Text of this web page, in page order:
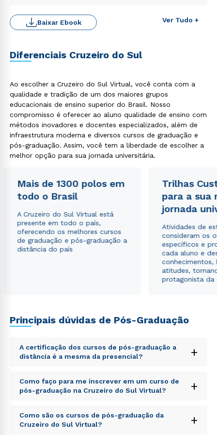
Ver Tudo +
Baixar Ebook
Diferenciais Cruzeiro do Sul
Ao escolher a Cruzeiro do Sul Virtual, você conta com a
qualidade e tradição de um dos maiores grupos
educacionais de ensino superior do Brasil. Nosso
compromisso é oferecer ao aluno qualidade de ensino com
métodos inovadores e docentes especializados, além de
infraestrutura moderna e diversos cursos de graduação e
pós-graduação. Assim, você tem a liberdade de escolher a
melhor opção para sua jornada universitária.
Mais de 1300 polos em
todo o Brasil
A Cruzeiro do Sul Virtual está
presente em todo o país,
oferecendo os melhores cursos
de graduação e pós-graduação a
distância do país
Trilhas
para a sua
jornada
Atividades de
consideram os
específicos e
cada aluno e
conhecimentos,
atitudes,
protagonista da
Principais dúvidas de Pós-Graduação
A certificação dos cursos de pós-graduação a
distância é a mesma da presencial?
+
Sed ut perspiciatis unde omnis iste natus error sit
voluptatem accusantium doloremque laudantium,
totam rem aperiam, eaque ipsa quae ab illo inventore
explicabo. Nemo enim ipsam voluptatem quia
voluptas sit aspernatur aut odit aut fugit, sed quia
Como faço para me inscrever em um curso de
pós-graduação na Cruzeiro do Sul Virtual?
+
Sed ut perspiciatis unde omnis iste natus error sit
voluptatem accusantium doloremque laudantium,
Como são os cursos de pós-graduação da
Cruzeiro do Sul Virtual?
+
Rápido e fácil
WhatsApp
ou
Estou de acordo com a Política de Privacidade.e
autorizo que meus dados sejam utilizados para o
envio de conteúdos da Cruzeiro do Sul.